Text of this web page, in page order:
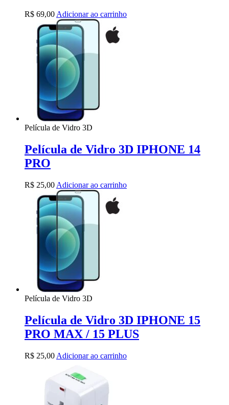
R$ 69,00 Adicionar ao carrinho
Película de Vidro 3D
Película de Vidro 3D IPHONE 14
PRO
R$ 25,00 Adicionar ao carrinho
Película de Vidro 3D
Película de Vidro 3D IPHONE 15
PRO MAX / 15 PLUS
R$ 25,00 Adicionar ao carrinho